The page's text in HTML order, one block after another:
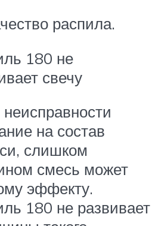
распила.
180 не
свечу
на состав
слишком
смесь может
эффекту.
180 не развивает